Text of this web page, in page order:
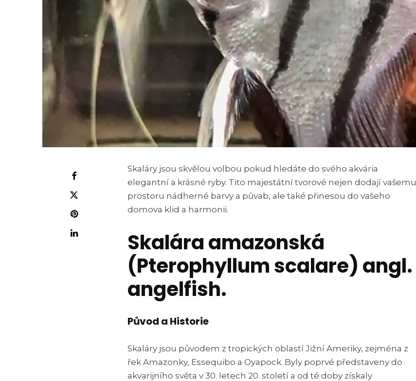
Skaláry jsou skvělou volbou pokud hledáte do svého akvária
elegantní a krásné ryby. Tito majestátní tvorové nejen dodají vašemu
prostoru nádherné barvy a půvab, ale také přinesou do vašeho
domova klid a harmonii.
Skalára amazonská
(Pterophyllum scalare) angl.
angelfish.
Původ a Historie
Skaláry jsou původem z tropických oblastí Jižní Ameriky, zejména z
řek Amazonky, Essequibo a Oyapock. Byly poprvé představeny do
akvarijního světa v 30. letech 20. století a od té doby získaly